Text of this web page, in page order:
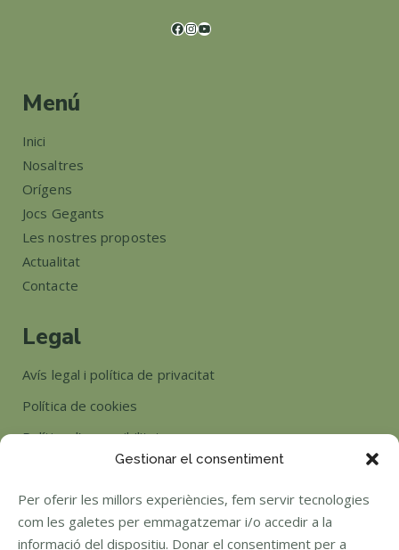
Gestionar el consentiment
Per oferir les millors experiències, fem servir tecnologies
com les galetes per emmagatzemar i/o accedir a la
informació del dispositiu. Donar el consentiment per a
Menú
Inici
Nosaltres
Orígens
Jocs Gegants
Les nostres propostes
Actualitat
Contacte
Legal
Avís legal i política de privacitat
Política de cookies
Política d’accessibilitat
Horari
Si tens algun dubte posa't en contacte amb nosaltres.